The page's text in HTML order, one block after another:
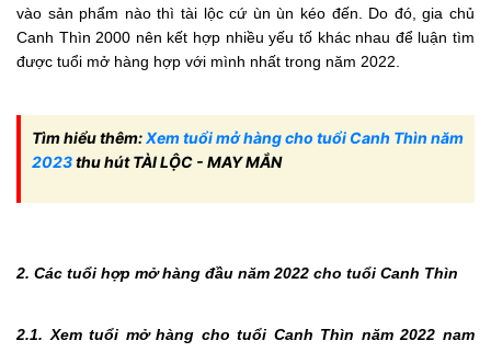
vào sản phẩm nào thì tài lộc cứ ùn ùn kéo đến. Do đó, gia chủ
Canh Thìn 2000 nên kết hợp nhiều yếu tố khác nhau để luận tìm
được tuổi mở hàng hợp với mình nhất trong năm 2022.
Tìm hiểu thêm:Xem tuổi mở hàng cho tuổi Canh Thìn năm
2023thu hút TÀI LỘC - MAY MẮN
2. Các tuổi hợp mở hàng đầu năm 2022 cho tuổi Canh Thìn
2.1. Xem tuổi mở hàng cho tuổi Canh Thìn năm 2022 nam